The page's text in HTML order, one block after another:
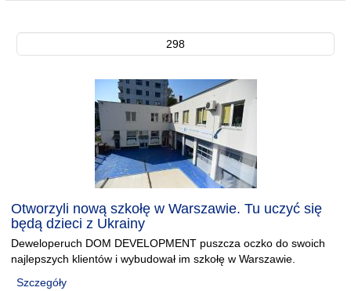
298
Otworzyli nową szkołę w Warszawie. Tu uczyć się
będą dzieci z Ukrainy
Deweloperuch DOM DEVELOPMENT puszcza oczko do swoich
najlepszych klientów i wybudował im szkołę w Warszawie.
Szczegóły